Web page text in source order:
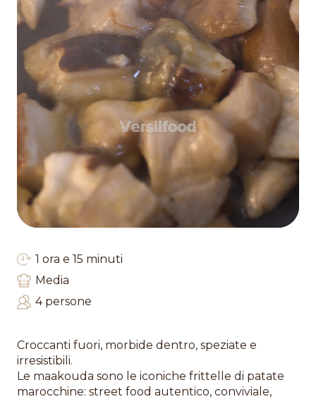
1 ora e 15 minuti
Media
4 persone
Croccanti fuori, morbide dentro, speziate e
irresistibili.
Le maakouda sono le iconiche frittelle di patate
marocchine: street food autentico, conviviale,